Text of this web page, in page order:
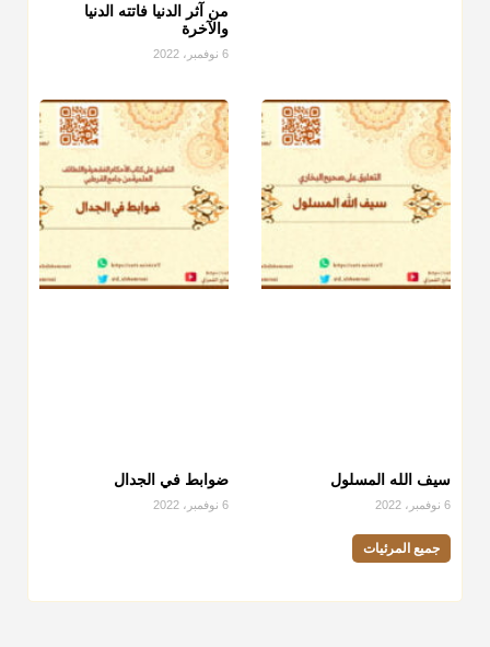
من آثر الدنيا فاتته الدنيا
والآخرة
6 نوفمبر، 2022
سيف الله المسلول
6 نوفمبر، 2022
ضوابط في الجدال
6 نوفمبر، 2022
جميع المرئيات